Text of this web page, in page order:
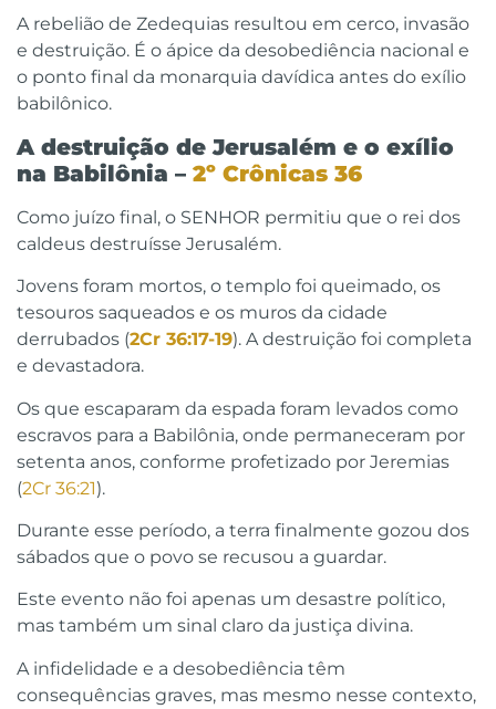
A rebelião de Zedequias resultou em cerco, invasão
e destruição. É o ápice da desobediência nacional e
o ponto final da monarquia davídica antes do exílio
babilônico.
A destruição de Jerusalém e o exílio
na Babilônia – 2º Crônicas 36
Como juízo final, o SENHOR permitiu que o rei dos
caldeus destruísse Jerusalém.
Jovens foram mortos, o templo foi queimado, os
tesouros saqueados e os muros da cidade
derrubados (2Cr 36:17-19). A destruição foi completa
e devastadora.
Os que escaparam da espada foram levados como
escravos para a Babilônia, onde permaneceram por
setenta anos, conforme profetizado por Jeremias
(2Cr 36:21).
Durante esse período, a terra finalmente gozou dos
sábados que o povo se recusou a guardar.
Este evento não foi apenas um desastre político,
mas também um sinal claro da justiça divina.
A infidelidade e a desobediência têm
consequências graves, mas mesmo nesse contexto,